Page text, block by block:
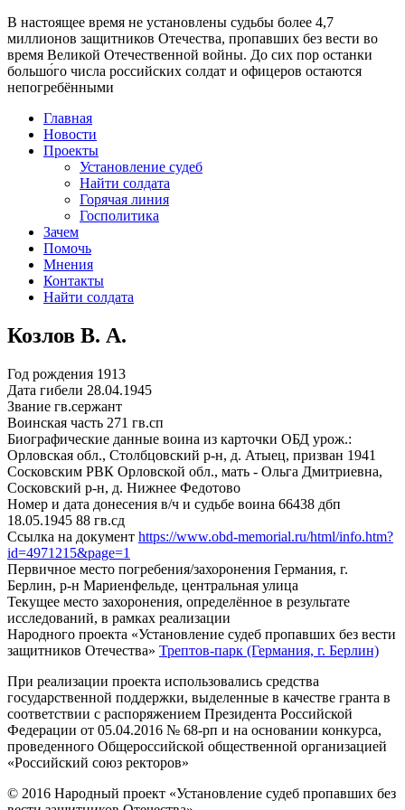
В настоящее время не установлены судьбы более 4,7
миллионов защитников Отечества, пропавших без вести во
время Великой Отечественной войны. До сих пор останки
большо́го числа российских солдат и офицеров остаются
непогребёнными
Главная
Новости
Проекты
Установление судеб
Найти солдата
Горячая линия
Госполитика
Зачем
Помочь
Мнения
Контакты
Найти солдата
Козлов В. А.
Год рождения 1913
Дата гибели 28.04.1945
Звание гв.сержант
Воинская часть 271 гв.сп
Биографические данные воина из карточки ОБД урож.:
Орловская обл., Столбцовский р-н, д. Атыец, призван 1941
Сосковским РВК Орловской обл., мать - Ольга Дмитриевна,
Сосковский р-н, д. Нижнее Федотово
Номер и дата донесения в/ч и судьбе воина 66438 дбп
18.05.1945 88 гв.сд
Ссылка на документ https://www.obd-memorial.ru/html/info.htm?
id=4971215&page=1
Первичное место погребения/захоронения Германия, г.
Берлин, р-н Мариенфельде, центральная улица
Текущее место захоронения, определённое в результате
исследований, в рамках реализации
Народного проекта «Установление судеб пропавших без вести
защитников Отечества» Трептов-парк (Германия, г. Берлин)
При реализации проекта использовались средства
государственной поддержки, выделенные в качестве гранта в
соответствии с распоряжением Президента Российской
Федерации от 05.04.2016 № 68-рп и на основании конкурса,
проведенного Общероссийской общественной организацией
«Российский союз ректоров»
© 2016 Народный проект «Установление судеб пропавших без